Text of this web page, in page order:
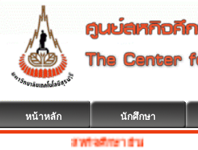
หน้าหลัก นักศึกษา
สหกิจศึกษา ยินดีต้อนรับ